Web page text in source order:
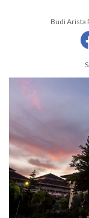
Budi Arista